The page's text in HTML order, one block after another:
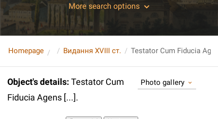
More search options
Homepage Видання XVIII ст. Testator Cum Fiducia
Object's details: Testator Cum
Fiducia Agens [...].
Photo gallery